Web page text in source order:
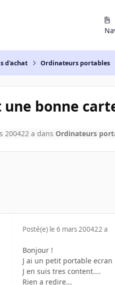
d'achat Ordinateurs portables
une bonne
200422 a dans Ordinateurs
Posté(e) le 6 mars 200422 a
Bonjour !
J ai un petit portable ecran
J en suis tres content....
Rien a redire...